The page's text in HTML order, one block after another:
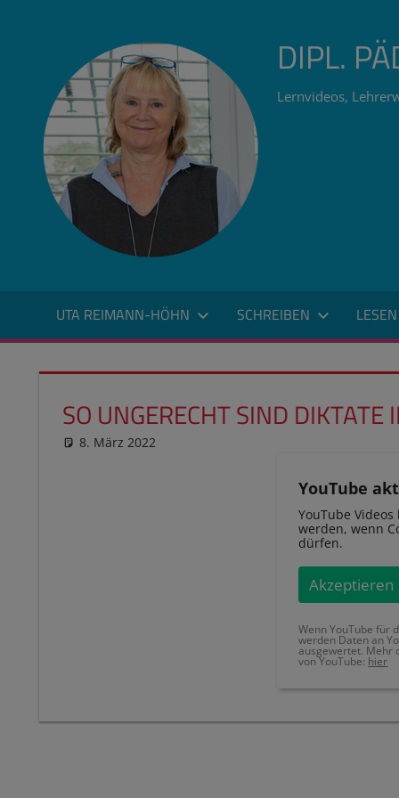
DIPL.
Lernvideos,
UTA REIMANN-HÖHN SCHREIBEN LESEN
SO UNGERECHT SIND DIKTATE
8. März 2022
YouTube
YouTube
werden, wenn
dürfen.
Akzeptieren
Wenn YouTube für
werden Daten an
ausgewertet. Mehr
von YouTube: hier